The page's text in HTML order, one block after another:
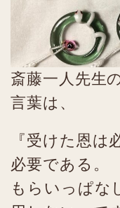
斎藤一人先生
言葉は、
『受けた恩
必要である。
もらいっぱな